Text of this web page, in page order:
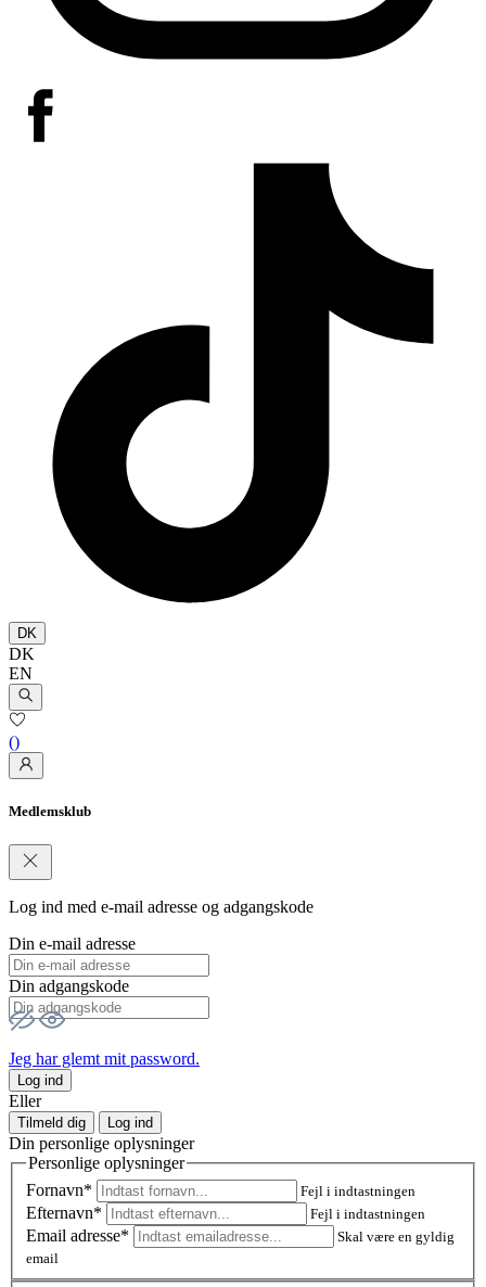
DK
DK
EN
()
Medlemsklub
Log ind med e-mail adresse og adgangskode
Din e-mail adresse
Din adgangskode
Jeg har glemt mit password.
Log ind
Eller
Tilmeld dig Log ind
Din personlige oplysninger
Personlige oplysninger
Fornavn*
Fejl i indtastningen
Efternavn* Fejl i indtastningen
Email adresse*
Skal være en gyldig
email